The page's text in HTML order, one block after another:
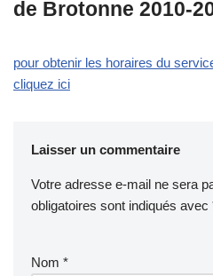
de Brotonne 2010-
pour obtenir les horaires du
cliquez ici
Laisser un commentaire
Votre adresse e-mail ne sera
obligatoires sont indiqués avec
Nom *